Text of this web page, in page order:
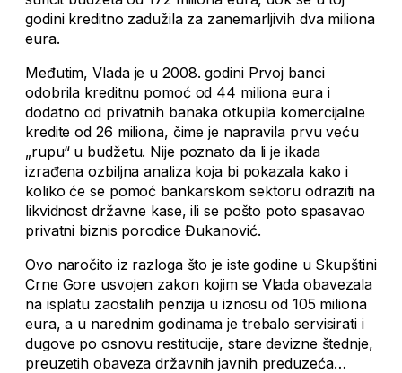
godini kreditno zadužila za zanemarljivih dva miliona
eura.
Međutim, Vlada je u 2008. godini Prvoj banci
odobrila kreditnu pomoć od 44 miliona eura i
dodatno od privatnih banaka otkupila komercijalne
kredite od 26 miliona, čime je napravila prvu veću
„rupu“ u budžetu. Nije poznato da li je ikada
izrađena ozbiljna analiza koja bi pokazala kako i
koliko će se pomoć bankarskom sektoru odraziti na
likvidnost državne kase, ili se pošto poto spasavao
privatni biznis porodice Đukanović.
Ovo naročito iz razloga što je iste godine u Skupštini
Crne Gore usvojen zakon kojim se Vlada obavezala
na isplatu zaostalih penzija u iznosu od 105 miliona
eura, a u narednim godinama je trebalo servisirati i
dugove po osnovu restitucije, stare devizne štednje,
preuzetih obaveza državnih javnih preduzeća…